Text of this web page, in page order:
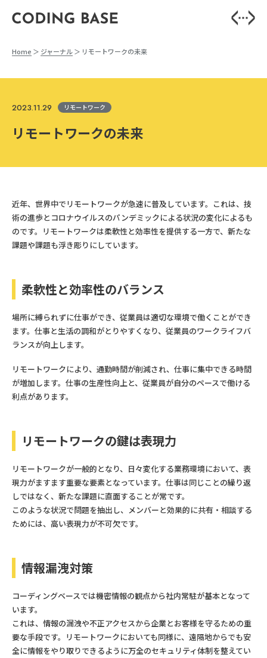
Home ジャーナル リモートワークの未来
2023.11.29 リモートワーク
リモートワークの未来
近年、世界中でリモートワークが急速に普及しています。これは、技
術の進歩とコロナウイルスのパンデミックによる状況の変化によるも
のです。リモートワークは柔軟性と効率性を提供する一方で、新たな
課題や課題も浮き彫りにしています。
柔軟性と効率性のバランス
場所に縛られずに仕事ができ、従業員は適切な環境で働くことができ
ます。仕事と生活の調和がとりやすくなり、従業員のワークライフバ
ランスが向上します。
リモートワークにより、通勤時間が削減され、仕事に集中できる時間
が増加します。仕事の生産性向上と、従業員が自分のペースで働ける
利点があります。
リモートワークの鍵は表現力
リモートワークが一般的となり、日々変化する業務環境において、表
現力がますます重要な要素となっています。仕事は同じことの繰り返
しではなく、新たな課題に直面することが常です。
このような状況で問題を抽出し、メンバーと効果的に共有・相談する
ためには、高い表現力が不可欠です。
情報漏洩対策
コーディングベースでは機密情報の観点から社内常駐が基本となって
います。
これは、情報の漏洩や不正アクセスから企業とお客様を守るための重
要な手段です。リモートワークにおいても同様に、遠隔地からでも安
全に情報をやり取りできるように万全のセキュリティ体制を整えてい